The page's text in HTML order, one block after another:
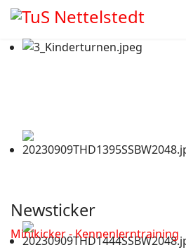
Newsticker
Minikicker - Kennenlerntraining